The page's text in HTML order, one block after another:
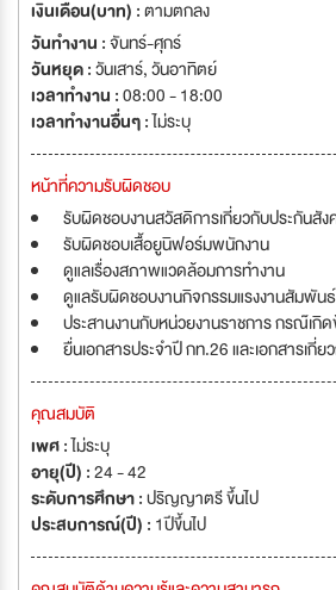
เงินเดือน(บาท) :ตามตกลง
วันทำงาน :จันทร์-ศุกร์
วันหยุด :วันเสาร์,วันอาทิตย์
เวลาทำงาน :08:00 - 18:00
เวลาทำงานอื่นๆ :ไม่ระบุ
หน้าที่ความรับผิดชอบ
รับผิดชอบงานสวัสดิการเกี่ยวกับประกันสั
รับผิดชอบเสื้อยูนิฟอร์มพนักงาน
ดูแลเรื่องสภาพแวดล้อมการทำงาน
ดูแลรับผิดชอบงานกิจกรรมแรงงานสัมพันธ์
ประสานงานกับหน่วยงานราชการ กรณ๊เกิ
ยื่นเอกสารประจำปี กท.26 และเอกสารเกี่
คุณสมบัติ
เพศ :ไม่ระบุ
อายุ(ปี) :24 - 42
ระดับการศึกษา :ปริญญาตรี ขึ้นไป
ประสบการณ์(ปี) : 1ปีขึ้นไป